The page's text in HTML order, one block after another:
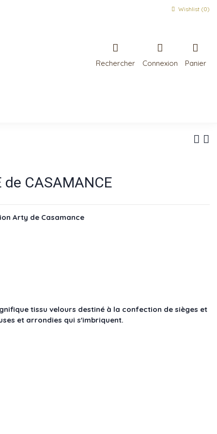
Wishlist (0)
Rechercher Connexion Panier
de CASAMANCE
Arty de Casamance
tissu velours destiné à la confection de sièges et
et arrondies qui s'imbriquent.